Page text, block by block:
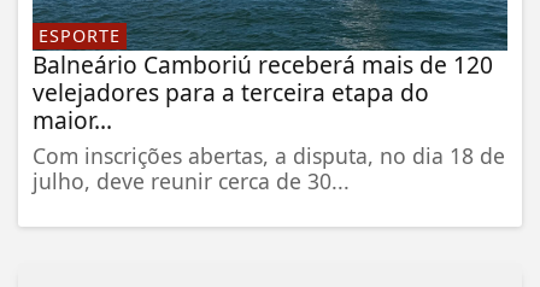
ESPORTE
Balneário Camboriú receberá mais de 120
velejadores para a terceira etapa do
maior...
Com inscrições abertas, a disputa, no dia 18 de
julho, deve reunir cerca de 30...